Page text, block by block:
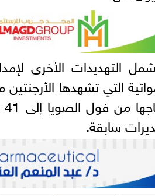
التهديدات الأخرى
سابقة.